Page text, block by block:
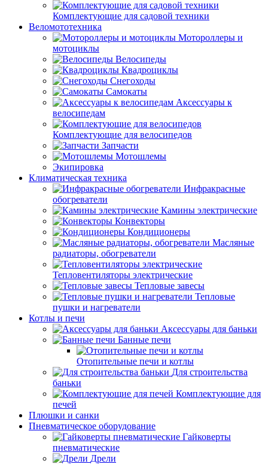
Комплектующие для садовой техники
Веломототехника
Мотороллеры и
мотоциклы
Велосипеды
Квадроциклы
Снегоходы
Самокаты
Аксессуары к
велосипедам
Комплектующие для велосипедов
Запчасти
Мотошлемы
Экипировка
Климатическая техника
Инфракрасные
обогреватели
Камины электрические
Конвекторы
Кондиционеры
Масляные
радиаторы, обогреватели
Тепловентиляторы электрические
Тепловые завесы
Тепловые
пушки и нагреватели
Котлы и печи
Аксессуары для баньки
Банные печи
Отопительные печи и котлы
Для строительства
баньки
Комплектующие для
печей
Плюшки и санки
Пневматическое оборудование
Гайковерты
пневматические
Дрели